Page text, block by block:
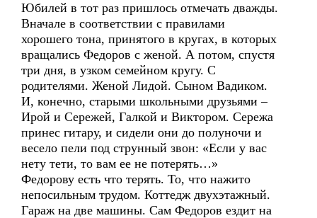
Юбилей в тот раз пришлось отмечать дважды.
Вначале в соответствии с правилами
хорошего тона, принятого в кругах, в которых
вращались Федоров с женой. А потом, спустя
три дня, в узком семейном кругу. С
родителями. Женой Лидой. Сыном Вадиком.
И, конечно, старыми школьными друзьями –
Ирой и Сережей, Галкой и Виктором. Сережа
принес гитару, и сидели они до полуночи и
весело пели под струнный звон: «Если у вас
нету тети, то вам ее не потерять…»
Федорову есть что терять. То, что нажито
непосильным трудом. Коттедж двухэтажный.
Гараж на две машины. Сам Федоров ездит на